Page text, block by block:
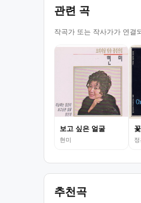
관련 곡
작곡가 또는 작사가가 연결
보고 싶은 얼굴
현미 정
추천곡